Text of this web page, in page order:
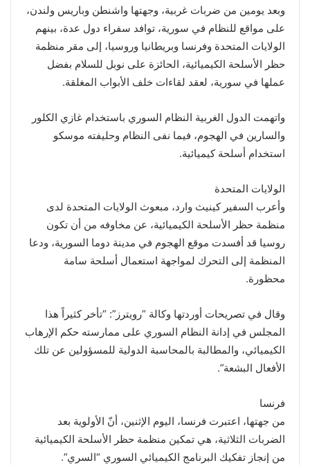
وبعد يومين من ضربات غربية، وجهتها واشنطن وباريس ولندن،
على مواقع للنظام في سورية، توافد سفراء دول عدة، بينهم
الولايات المتحدة وفرنسا وبريطانيا وروسيا، إلى مقر منظمة
حظر الأسلحة الكيميائية، الحائزة على نوبل للسلام بفضل
عملها في سورية، لعقد لقاءات خلف الأبواب المغلقة.
واتهمت الدول الغربية النظام السوري باستخدام غازي الكلور
والسارين في الهجوم، فيما نفى النظام وحليفته موسكو
استخدام أسلحة كيميائية.
الولايات المتحدة
وأعرب السفير كينيث وارد، مبعوث الولايات المتحدة لدى
منظمة حظر الأسلحة الكيميائية، عن مخاوفه من أن تكون
روسيا قد أفسدت موقع الهجوم في مدينة دوما السورية، ودعا
المنظمة إلى التحرك لمواجهة استعمال أسلحة سامة
محظورة.
وقال في تصريحات أوردتها وكالة “رويترز”: “تأخر كثيراً هذا
المجلس في إدانة النظام السوري على ممارسته حكم الإرهاب
الكيميائي، والمطالبة بالمحاسبة الدولية للمسؤولين عن تلك
الأفعال البشعة”.
فرنسا
من جهتها، اعتبرت فرنسا، اليوم الإثنين، أنّ الأولوية بعد
الضربات الثلاثية، هي تمكين منظمة حظر الأسلحة الكيميائية
من إنجاز تفكيك البرنامج الكيميائي السوري “السري”.